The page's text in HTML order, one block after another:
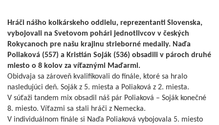
Hráči nášho kolkárskeho oddielu, reprezentanti Slovenska,
vybojovali na Svetovom pohári jednotlivcov v českých
Rokycanoch pre našu krajinu strieborné medaily. Naďa
Poliaková (557) a Kristián Soják (536) obsadili v pároch druhé
miesto o 8 kolov za víťaznými Maďarmi.
Obidvaja sa zároveň kvalifikovali do finále, ktoré sa hralo
nasledujúci deň. Soják z 5. miesta a Poliaková z 2. miesta.
V súťaži tandem mix obsadil náš pár Poliaková – Soják konečné
8. miesto. Víťazmi sa stali hráči z Nemecka.
V individuálnom finále si Naďa Poliaková vybojovala 5. miesto